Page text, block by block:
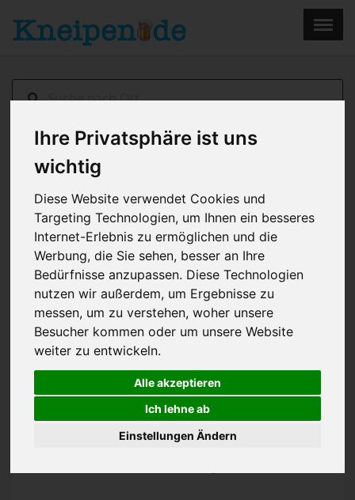
Ihre Privatsphäre ist uns
wichtig
Diese Website verwendet Cookies und
Targeting Technologien, um Ihnen ein besseres
Internet-Erlebnis zu ermöglichen und die
Werbung, die Sie sehen, besser an Ihre
Bedürfnisse anzupassen. Diese Technologien
nutzen wir außerdem, um Ergebnisse zu
messen, um zu verstehen, woher unsere
Besucher kommen oder um unsere Website
weiter zu entwickeln.
Alle akzeptieren
Ich lehne ab
Einstellungen Ändern
Sonneberg
Menu ×